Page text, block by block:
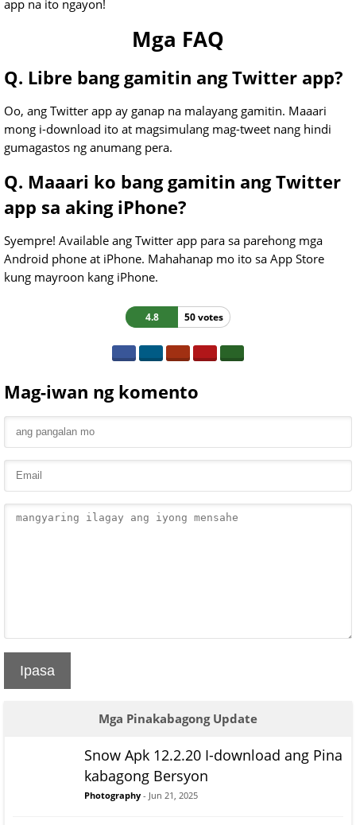
app na ito ngayon!
Mga FAQ
Q. Libre bang gamitin ang Twitter app?
Oo, ang Twitter app ay ganap na malayang gamitin. Maaari
mong i-download ito at magsimulang mag-tweet nang hindi
gumagastos ng anumang pera.
Q. Maaari ko bang gamitin ang Twitter
app sa aking iPhone?
Syempre! Available ang Twitter app para sa parehong mga
Android phone at iPhone. Mahahanap mo ito sa App Store
kung mayroon kang iPhone.
4.8 50 votes
Mag-iwan ng komento
Ipasa
Mga Pinakabagong Update
Snow Apk 12.2.20 I-download ang Pina
kabagong Bersyon
Photography - Jun 21, 2025